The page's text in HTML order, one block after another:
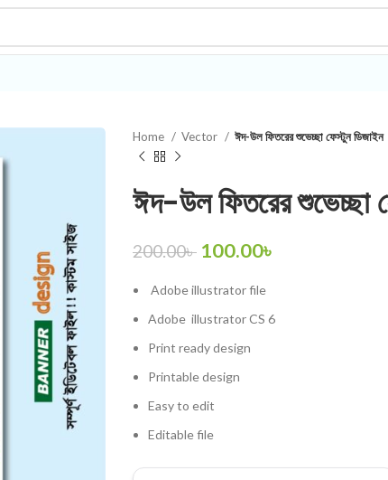
Home Vector ঈদ-উল ফিতরের শুভেচ্ছা ফেস্টুন ডিজাইন
ঈদ-উল ফিতরের শুভেচ্ছা
200.00৳ 100.00৳
Adobe illustratorfile
Adobe illustratorCS 6
Print ready design
Printable design
Easy to edit
Editable file